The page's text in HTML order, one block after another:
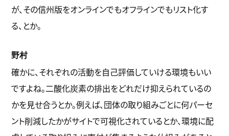
が、その信州版をオンラインでもオフラインでもリスト化す
る、とか。
野村
確かに、それぞれの活動を自己評価していける環境もいい
ですよね。二酸化炭素の排出をどれだけ抑えられているの
かを見せ合うとか。例えば、団体の取り組みごとに何パーセ
ント削減したかがサイトで可視化されているとか、環境に配